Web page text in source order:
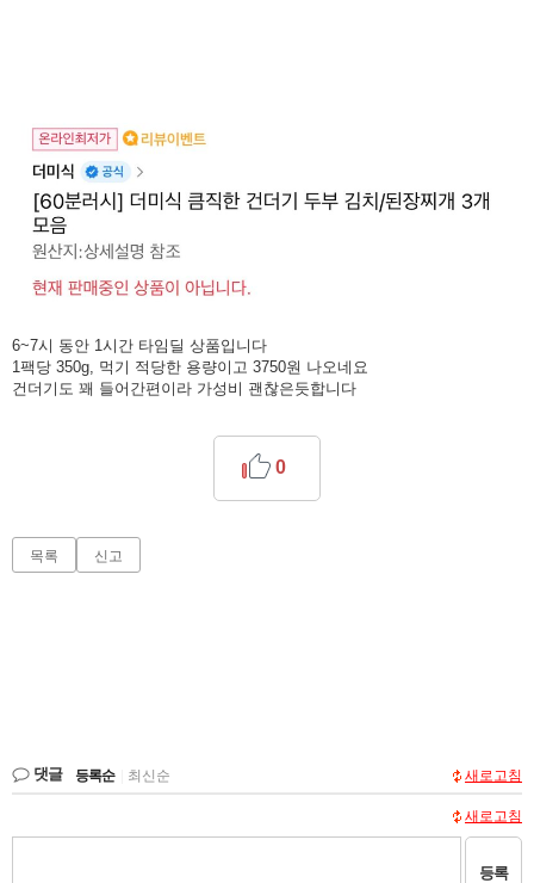
6~7시 동안 1시간 타임딜 상품입니다
1팩당 350g, 먹기 적당한 용량이고 3750원 나오네요
건더기도 꽤 들어간편이라 가성비 괜찮은듯합니다
0
목록 신고
댓글 등록순 최신순 새로고침
새로고침
등록